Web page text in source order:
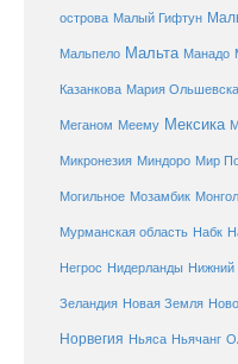
острова Малый Гифтун
Мальпело Мальта Манадо
Казанкова Мария
Меганом Меему Мексика
Микронезия Миндоро Мир
Могильное Мозамбик
Мурманская область Набк
Негрос Нидерланды Нижний
Зеландия Новая Земля
Норвегия Ньяса Ньячанг